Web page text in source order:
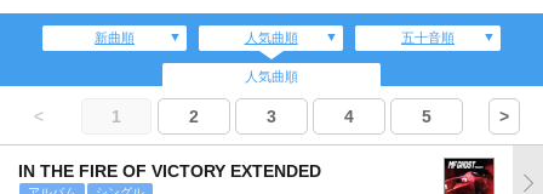
新曲順 人気曲順 五十音順
人気曲順
< 1 2 3 4 5 >
IN THE FIRE OF VICTORY EXTENDED